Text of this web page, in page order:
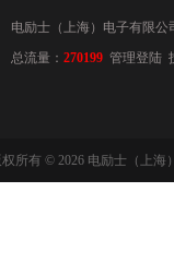
电励士（上海）电子有限公
总流量： 270199 管理登陆
权所有 © 2026 电励士（上